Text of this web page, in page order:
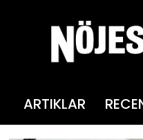
ARTIKLAR